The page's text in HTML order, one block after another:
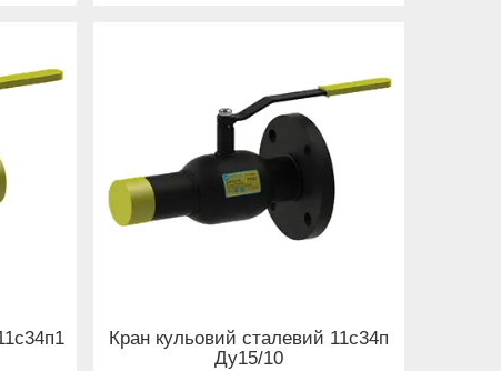
Кран кульовий сталевий 11с34п
Ду15/10